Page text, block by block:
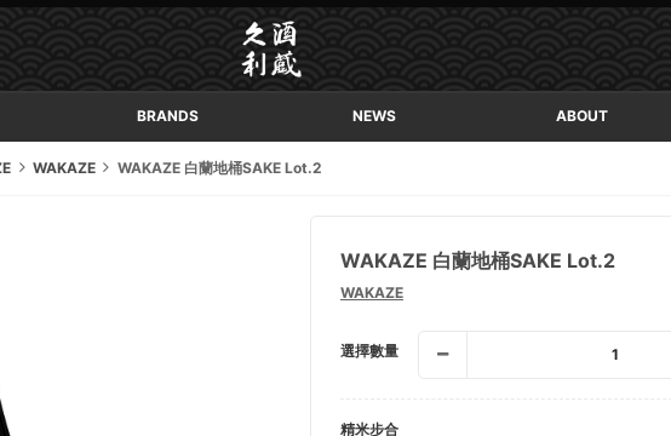
BRANDS NEWS ABOUT
WAKAZE WAKAZE 白蘭地桶SAKE Lot.2
WAKAZE 白蘭地桶SAKE Lot.2
WAKAZE
選擇數量 1
精米步合